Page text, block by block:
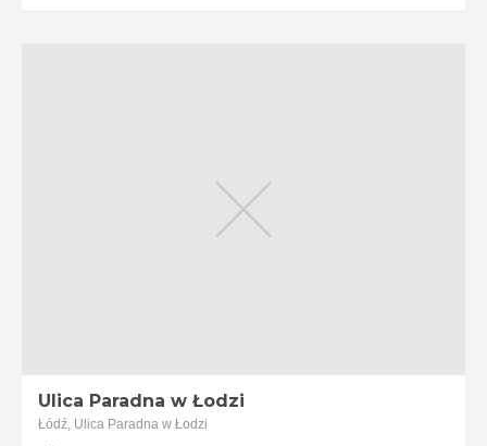
Ulica Paradna w Łodzi
Łódź, Ulica Paradna w Łodzi